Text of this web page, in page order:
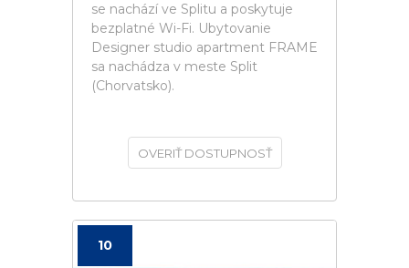
se nachází ve Splitu a poskytuje
bezplatné Wi-Fi. Ubytovanie
Designer studio apartment FRAME
sa nachádza v meste Split
(Chorvatsko).
OVERIŤ DOSTUPNOSŤ
10